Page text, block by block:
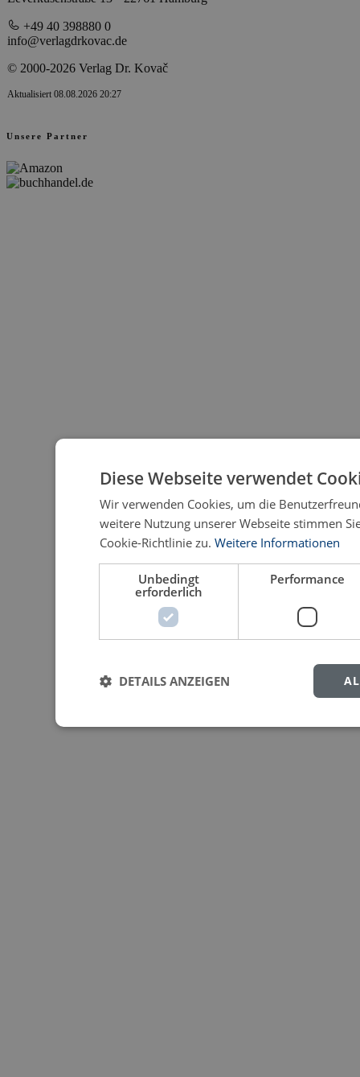
+49 40 398880 0
info@verlagdrkovac.de
© 2000-2026 Verlag Dr. Kovač
Aktualisiert 08.08.2026 20:27
Unsere Partner
Diese Webseite verwendet
Wir verwenden Cookies, um die
weitere Nutzung unserer Webseite stimmen
Cookie-Richtlinie zu. Weitere Informationen
Unbedingt
erforderlich
Performance
DETAILS ANZEIGEN